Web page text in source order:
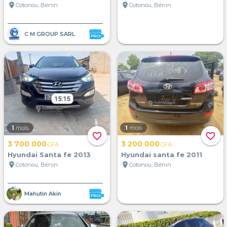
location_on Cotonou, Bénin
C M GROUP SARL
location_on Cotonou, Bénin
favorite_border
1 mois
3 700 000CFA
Hyundai Santa fe 2013
location_on Cotonou, Bénin
Mahutin Akin
favorite_border
1 mois
3 200 000CFA
Hyundai santa fe 2011
location_on Cotonou, Bénin